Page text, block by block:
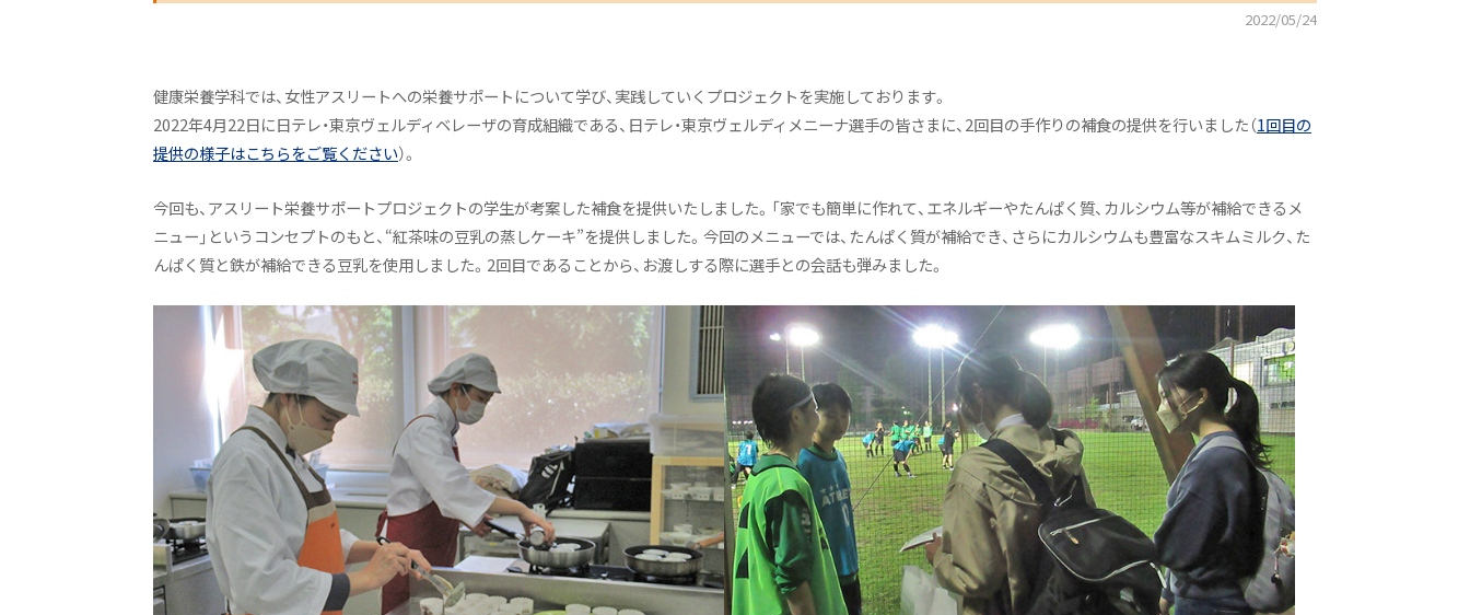
2022/05/24
健康栄養学科では、女性アスリートへの栄養サポートについて学び、実践していくプロジェクトを実施しております。
2022年4月22日に日テレ・東京ヴェルディベレーザの育成組織である、日テレ・東京ヴェルディメニーナ選手の皆さまに、2回目の手作りの補食の提供を行いました（1回目の
提供の様子はこちらをご覧ください）。
今回も、アスリート栄養サポートプロジェクトの学生が考案した補食を提供いたしました。「家でも簡単に作れて、エネルギーやたんぱく質、カルシウム等が補給できるメ
ニュー」というコンセプトのもと、“紅茶味の豆乳の蒸しケーキ”を提供しました。今回のメニューでは、たんぱく質が補給でき、さらにカルシウムも豊富なスキムミルク、た
んぱく質と鉄が補給できる豆乳を使用しました。2回目であることから、お渡しする際に選手との会話も弾みました。
キャリアアップ&就職実績
オープンキャンパス（学科説明）
活躍するOGたち
よくあるご質問
施設紹介
アスリート栄養サポートプロジェクト
Active! Komajo Campus Life プロジェクト
ニュース&トピックス
健康栄養学科ニュース
健康と栄養にちょっといい話
オープンキャンパス（体験授業）